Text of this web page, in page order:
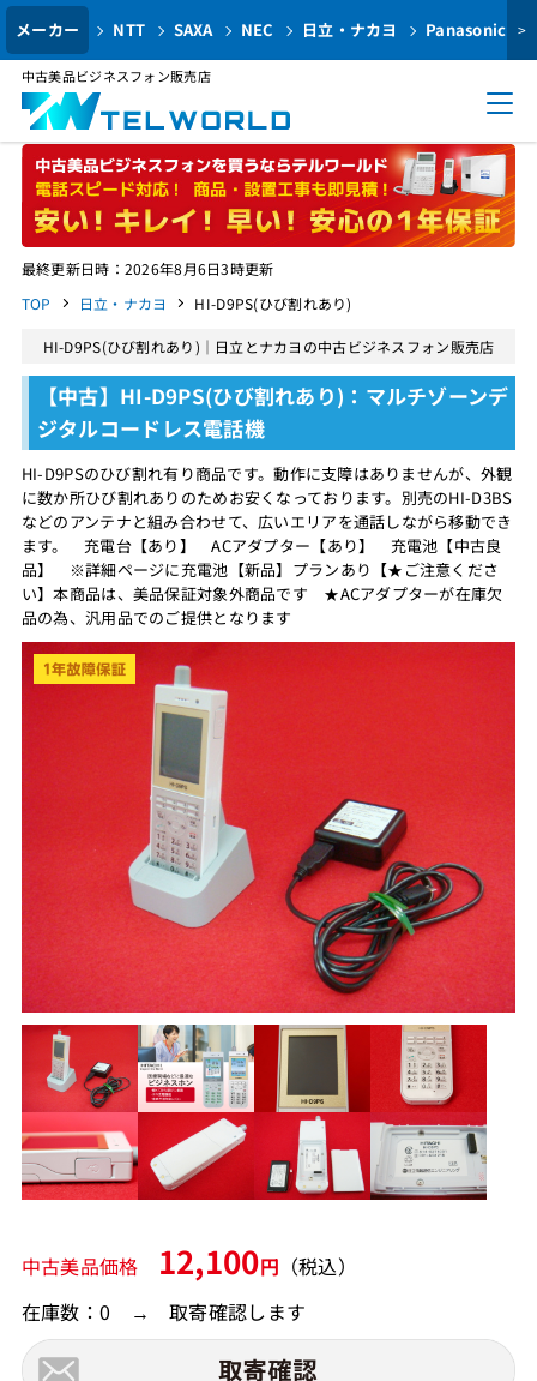
メーカー NTT SAXA NEC 日立・ナカヨ Panasonic >
中古美品ビジネスフォン販売店
最終更新日時：2026年8月6日3時更新
TOP
日立・ナカヨ HI-D9PS(ひび割れあり)
HI-D9PS(ひび割れあり)｜日立とナカヨの中古ビジネスフォン販売店
【中古】HI-D9PS(ひび割れあり)：マルチゾーンデ
ジタルコードレス電話機
HI-D9PSのひび割れ有り商品です。動作に支障はありませんが、外観
に数か所ひび割れありのためお安くなっております。別売のHI-D3BS
などのアンテナと組み合わせて、広いエリアを通話しながら移動でき
ます。 充電台【あり】 ACアダプター【あり】 充電池【中古良
品】 ※詳細ページに充電池【新品】プランあり【★ご注意くださ
い】本商品は、美品保証対象外商品です ★ACアダプターが在庫欠
品の為、汎用品でのご提供となります
中古美品価格 12,100円 （税込）
在庫数：0 → 取寄確認します